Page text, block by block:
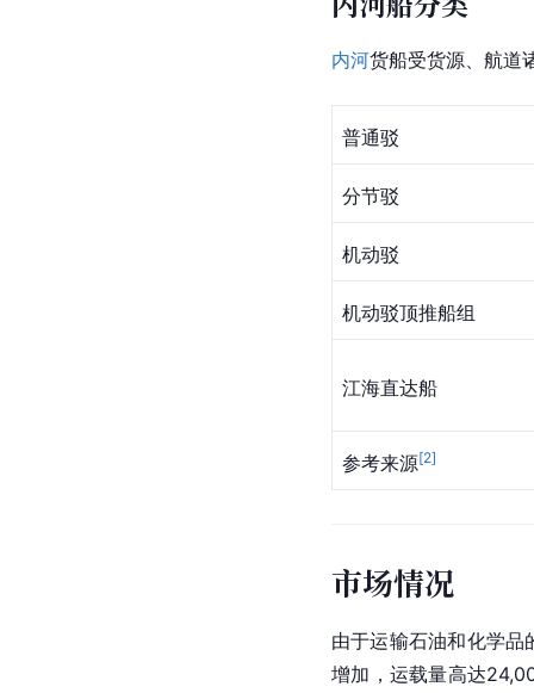
内河货船受货源、航道
普通驳
分节驳
机动驳
机动驳顶推船组
江海直达船
参考来源[2]
市场情况
由于运输石油和化学
增加，运载量高达